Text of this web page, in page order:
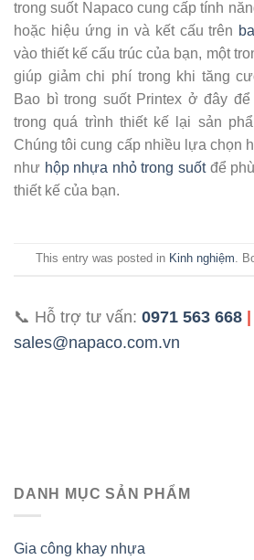
trong suốt Napaco cung cấp tính
hoặc hiệu ứng in và kết cấu trên
vào thiết kế cấu trúc của bạn, một
giúp giảm chi phí trong khi tăng
Bao bì trong suốt Printex ở đây
trong quá trình thiết kế lại sản
Chúng tôi cung cấp nhiều lựa chọn
như hộp nhựa nhỏ trong suốt để
thiết kế của bạn.
This entry was posted in Kinh nghiệm.
📞 Hỗ trợ tư vấn: 0971 563 668 |
sales@napaco.com.vn
DANH MỤC SẢN PHẨM
Gia công khay nhựa